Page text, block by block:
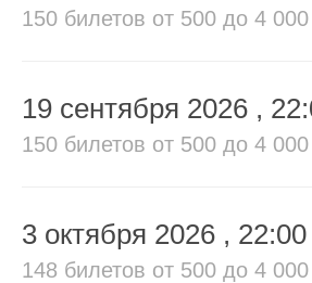
150 билетов от 500 до 4 000
19 сентября 2026 ,
150 билетов от 500 до 4 000
3 октября 2026 , 22:00
148 билетов от 500 до 4 000